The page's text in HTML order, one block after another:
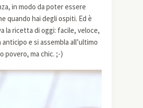
in modo da poter essere
quando hai degli ospiti. Ed è
la ricetta di oggi: facile, veloce,
anticipo e si assembla all’ultimo
povero, ma chic. ;-)